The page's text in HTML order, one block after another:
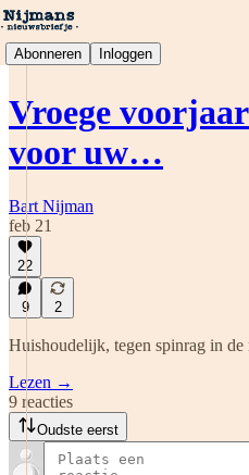
Abonneren Inloggen
Vroege
voor uw…
Bart Nijman
feb 21
22
9 2
Huishoudelijk, tegen spinrag in de
Lezen →
9 reacties
Oudste eerst